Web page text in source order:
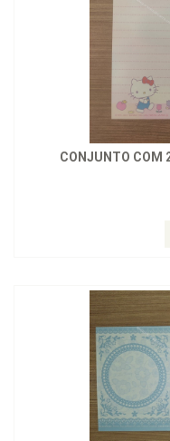
CONJUNTO COM